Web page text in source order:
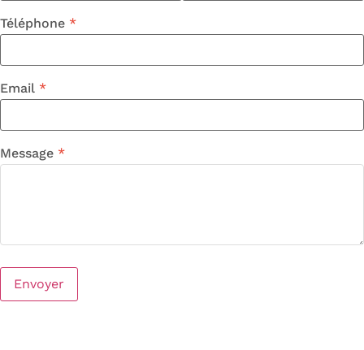
Téléphone
Email
Message
Envoyer